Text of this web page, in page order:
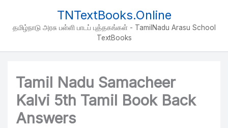
content
TNTextBooks.Online
தமிழ்நாடு அரசு பள்ளி பாடப் புத்தகங்கள் - TamilNadu Arasu School
TextBooks
Tamil Nadu Samacheer
Kalvi 5th Tamil Book Back
Answers